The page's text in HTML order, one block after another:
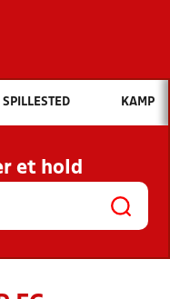
Hvad vil du søge efter?
OG NYHEDER
KLUBBER OG
SPILLESTED KAMP
et hold